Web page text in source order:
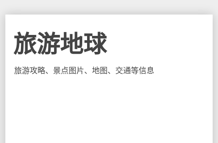
旅游地球
旅游攻略、景点图片、地图、交通等信息